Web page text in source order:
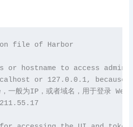
file of Harbor
or hostname to access admin
or 127.0 . 0.1, because
一般为IP，或者域名，用于登录
. 55.17